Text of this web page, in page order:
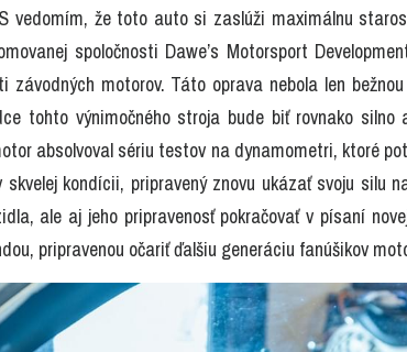
vedomím, že toto auto si zaslúži maximálnu
spoločnosti Dawe’s Motorsport
závodných motorov. Táto oprava nebola len
tohto výnimočného stroja bude biť rovnako
absolvoval sériu testov na dynamometri, ktoré
kondícii, pripravený znovu ukázať svoju silu
ale aj jeho pripravenosť pokračovať v písaní
pripravenou očariť ďalšiu generáciu fanúšikov